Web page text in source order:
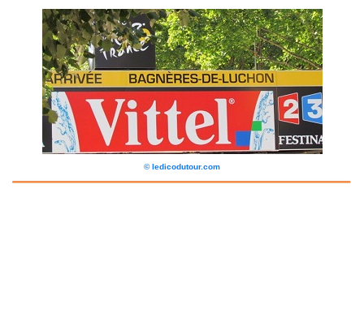
© ledicodutour.com